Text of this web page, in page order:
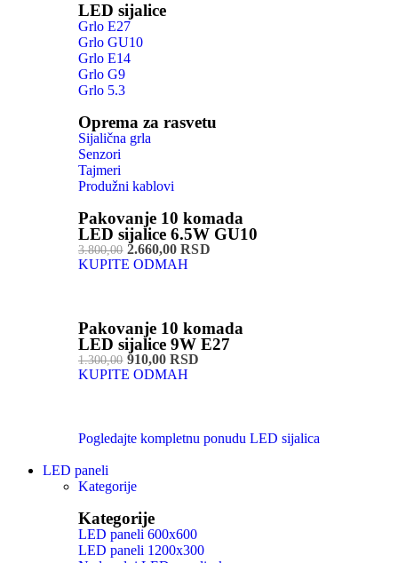
LED sijalice
Grlo E27
Grlo GU10
Grlo E14
Grlo G9
Grlo 5.3
Oprema za rasvetu
Sijalična grla
Senzori
Tajmeri
Produžni kablovi
Pakovanje 10 komada
LED sijalice 6.5W GU10
3.800,002.660,00 RSD
KUPITE ODMAH
Pakovanje 10 komada
LED sijalice 9W E27
1.300,00910,00 RSD
KUPITE ODMAH
Pogledajte kompletnu ponudu LED sijalica
LED paneli
Kategorije
Kategorije
LED paneli 600x600
LED paneli 1200x300